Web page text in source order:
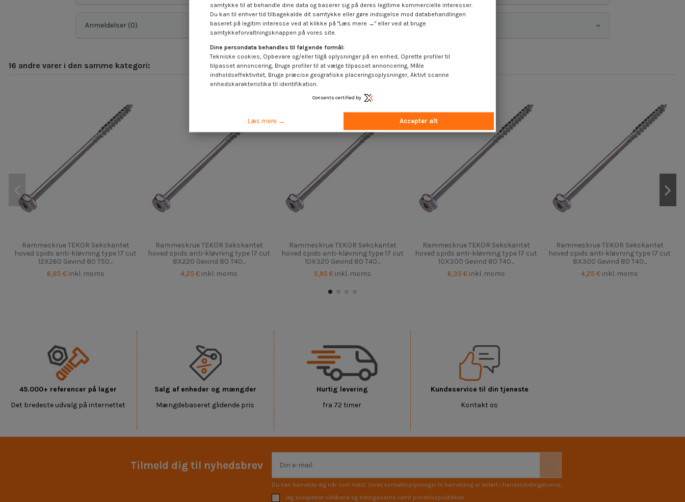
Anmeldelser (0)
16 andre varer i den samme kategori:
Rammeskrue TEKOR Sekskantet
hoved spids anti-kløvning type 17 cut
12X260 Gevind 80 T50...
6,85 € inkl. moms
Rammeskrue TEKOR Sekskantet
hoved spids anti-kløvning type 17 cut
8X220 Gevind 80 T40...
4,25 € inkl. moms
Rammeskrue TEKOR Sekskantet
hoved spids anti-kløvning type 17 cut
10X320 Gevind 80 T40...
5,95 € inkl. moms
Rammeskrue TEKOR Sekskantet
hoved spids anti-kløvning type 17 cut
10X300 Gevind 80 T40...
6,35 € inkl. moms
Rammeskrue TEKOR Sekskantet
hoved spids anti-kløvning type 17 cut
8X300 Gevind 80 T40...
4,25 € inkl. moms
45.000+ referencer på lager
Det bredeste udvalg på internettet
Salg af enheder og mængder
Mængdebaseret glidende pris
Hurtig levering
fra 72 timer
Kundeservice til din tjeneste
Kontakt os
Tilmeld dig til nyhedsbrev
Du kan framelde dig når som helst. Vores kontaktoplysninger til framelding er anført i handelsbetingelserne.
Jeg accepterer vilkårene og betingelserne samt privatlivspolitikken
samtykke til at behandle dine data og baserer sig på deres legitime kommercielle interesser.
Du kan til enhver tid tilbagekalde dit samtykke eller gøre indsigelse mod databehandlingen
baseret på legitim interesse ved at klikke på "Læs mere →" eller ved at bruge
samtykkeforvaltningsknappen på vores site.
Dine persondata behandles til følgende formål:
Tekniske cookies, Opbevare og/eller tilgå oplysninger på en enhed, Oprette profiler til
tilpasset annoncering, Bruge profiler til at vælge tilpasset annoncering, Måle
indholdseffektivitet, Bruge præcise geografiske placeringsoplysninger, Aktivt scanne
enhedskarakteristika til identifikation.
Consents certified by
Læs mere → Accepter alt